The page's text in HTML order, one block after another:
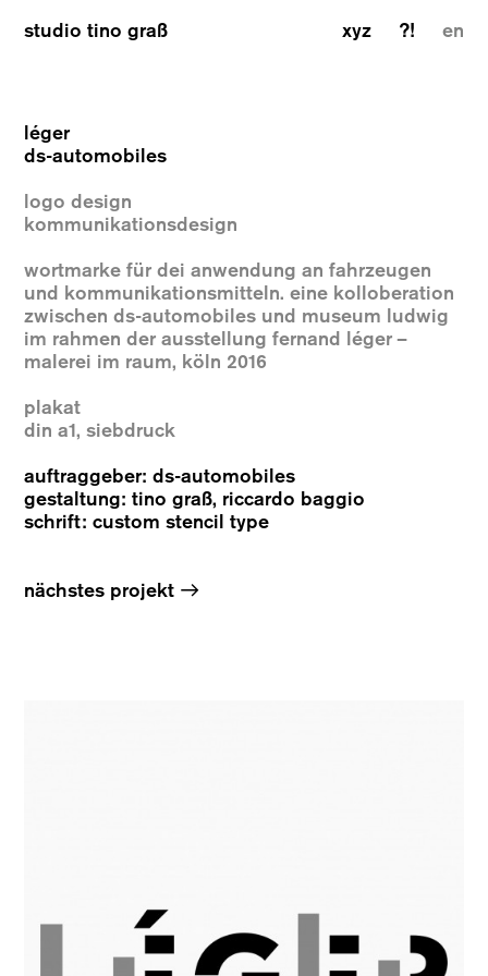
studio tino graß xyz ?! en
léger
ds-automobiles
logo design
kommunikationsdesign
wortmarke für dei anwendung an fahrzeugen
und kommunikationsmitteln. eine kolloberation
zwischen ds-automobiles und museum ludwig
im rahmen der ausstellung fernand léger –
malerei im raum, köln 2016
plakat
din a1, siebdruck
auftraggeber: ds-automobiles
gestaltung: tino graß, riccardo baggio
schrift: custom stencil type
nächstes projekt →